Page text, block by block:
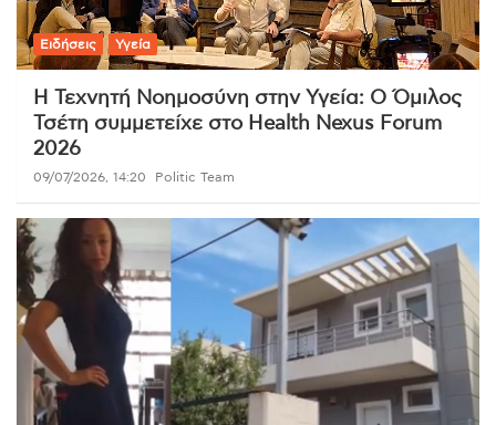
Ειδήσεις Υγεία
Η Τεχνητή Νοημοσύνη στην Υγεία: Ο Όμιλος
Τσέτη συμμετείχε στο Health Nexus Forum
2026
09/07/2026, 14:20 Politic Team